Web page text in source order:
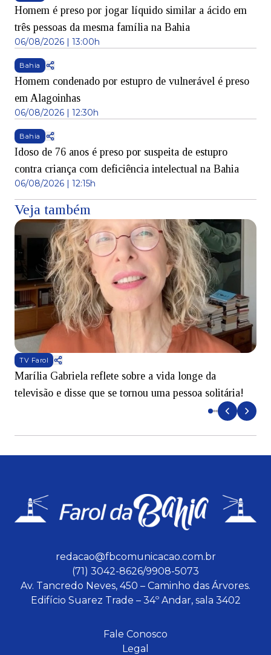
Homem é preso por jogar líquido similar a ácido em
três pessoas da mesma família na Bahia
06/08/2026 | 13:00h
Bahia
Homem condenado por estupro de vulnerável é preso
em Alagoinhas
06/08/2026 | 12:30h
Bahia
Idoso de 76 anos é preso por suspeita de estupro
contra criança com deficiência intelectual na Bahia
06/08/2026 | 12:15h
Veja também
TV Farol
Marília Gabriela reflete sobre a vida longe da
televisão e disse que se tornou uma pessoa solitária!
redacao@fbcomunicacao.com.br
(71) 3042-8626/9908-5073
Av. Tancredo Neves, 450 – Caminho das Árvores.
Edifício Suarez Trade – 34º Andar, sala 3402
Fale Conosco
Legal